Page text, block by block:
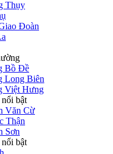
Thụy
Đoàn
Bồ Đề
Long Biên
Việt Hưng
bật
Văn Cừ
Thận
Sơn
bật